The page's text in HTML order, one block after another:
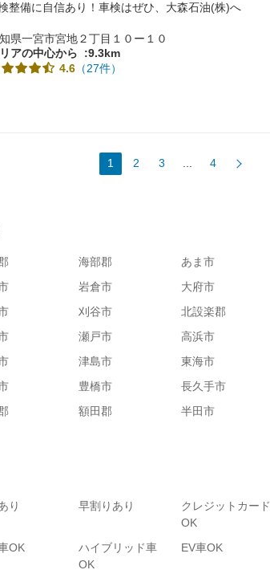
整備に自信あり！車検はぜひ、大森石油(株)へ
県一宮市宮地２丁目１０ー１０
アの中心から
:9.3km
4.6 （27件）
1 2 3 ... 4
海部郡 あま市
岩倉市 大府市
刈谷市 北設楽郡
瀬戸市 高浜市
津島市 東海市
豊橋市 長久手市
額田郡 半田市
り 早割りあり
クレジットカード
OK
OK
ハイブリッド車
OK
EV車OK